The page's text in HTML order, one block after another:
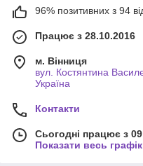
96% позитивних з 94
Працює з 28.10.2016
м. Вінниця
вул. Костянтина
Україна
Контакти
Сьогодні працює з
Показати весь